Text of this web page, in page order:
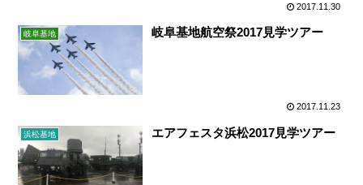
2017.11.30
岐阜基地 岐阜基地航空祭2017見学ツアー
2017.11.23
浜松基地 エアフェスタ浜松2017見学ツアー